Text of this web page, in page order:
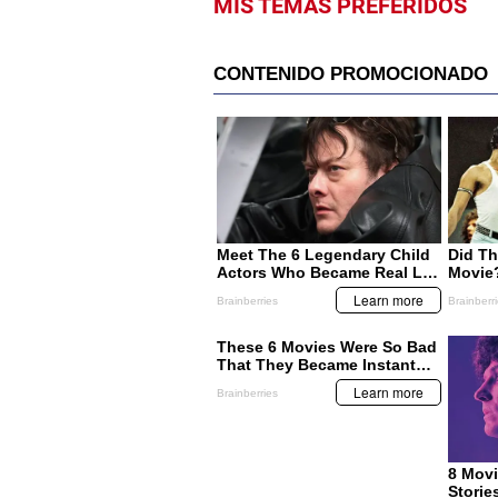
MIS TEMAS PREFERIDOS